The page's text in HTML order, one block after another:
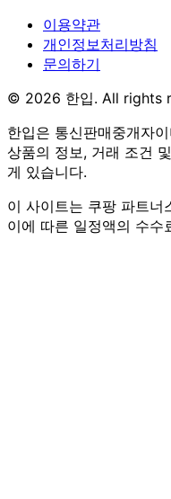
이용약관
개인정보처리방침
문의하기
© 2026 한입. All rights
한입은 통신판매중개자
상품의 정보, 거래 조건
게 있습니다.
이 사이트는 쿠팡 파트너
이에 따른 일정액의 수수